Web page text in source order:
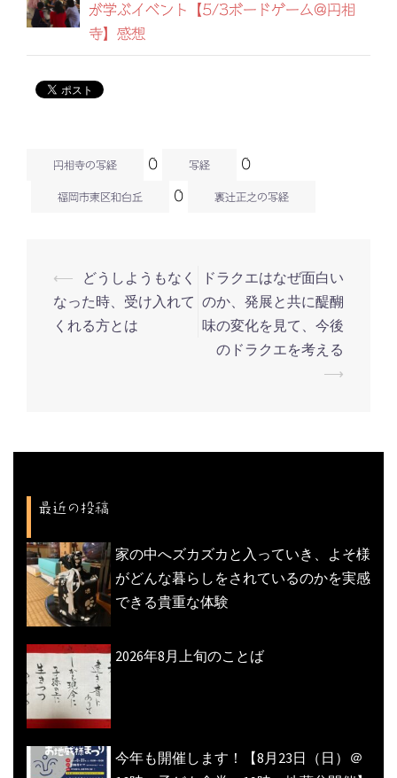
が学ぶイベント【5/3ボードゲーム@円相
寺】感想
円相寺の写経 0 写経 0
福岡市東区和白丘 0 裏辻正之の写経
投
稿
ナ
シ
ン
⟵
どうしようもなく
なった時、受け入れて
くれる方とは
ドラクエはなぜ面白い
のか、発展と共に醍醐
味の変化を見て、今後
のドラクエを考える
⟶
最近の投稿
家の中へズカズカと入っていき、よそ様
がどんな暮らしをされているのかを実感
できる貴重な体験
2026年8月上旬のことば
今年も開催します！【8月23日（日）＠